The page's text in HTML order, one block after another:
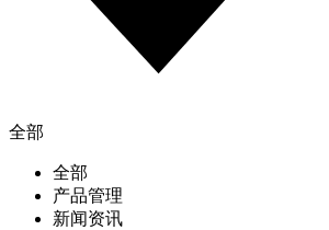
全部
全部
产品管理
新闻资讯